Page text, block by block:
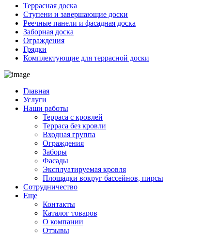
Террасная доска
Ступени и завершающие доски
Реечные панели и фасадная доска
Заборная доска
Ограждения
Грядки
Комплектующие для террасной доски
Главная
Услуги
Наши работы
Терраса с кровлей
Терраса без кровли
Входная группа
Ограждения
Заборы
Фасады
Эксплуатируемая кровля
Площадки вокруг бассейнов, пирсы
Сотрудничество
Еще
Контакты
Каталог товаров
О компании
Отзывы